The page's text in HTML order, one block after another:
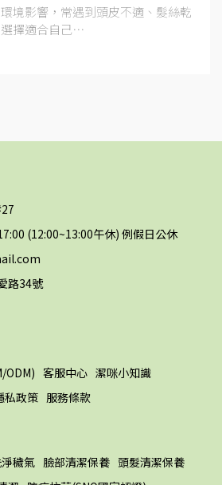
境影響，常遇到頭皮不適、髮絲乾
擇適合自己⋯
(12:00~13:00午休) 例假日公休
路34號
ODM) 客服中心 潔咪小知識
私政策 服務條款
穢氣 臉部清潔保養 頭髮清潔保養